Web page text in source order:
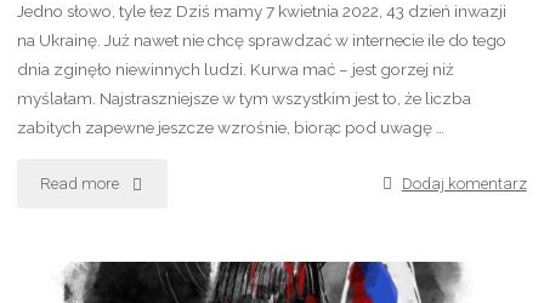
Jedno słowo, tyle łez Dziś mamy 7 kwietnia 2022, 43 dzień inwazji
na Ukrainę. Już nawet nie chcę sprawdzać w internecie ile do tego
dnia zginęło niewinnych ludzi. Kurwa mać – jest gorzej niż
myślałam. Najstraszniejsze w tym wszystkim jest to, że liczba
zabitych zapewne jeszcze wzrośnie, biorąc pod uwagę …
Read more "Wszyscy
winni"
Dodaj komentarz